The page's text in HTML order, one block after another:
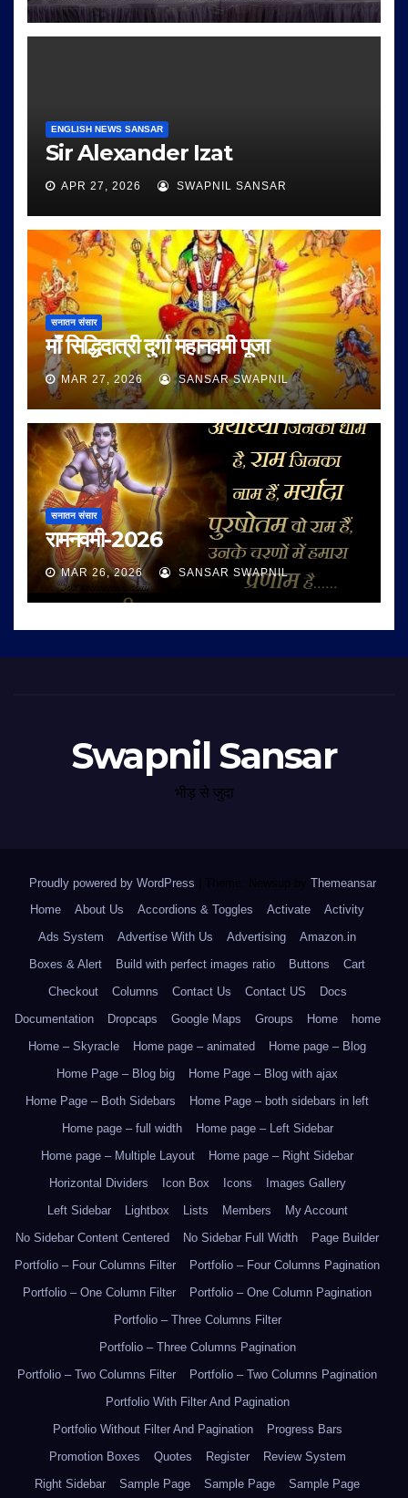
ENGLISH NEWS SANSAR
Sir Alexander Izat
APR 27, 2026 SWAPNIL SANSAR
सनातन संसार
माँ सिद्धिदात्री दुर्गा महानवमी पूजा
MAR 27, 2026 SANSAR SWAPNIL
सनातन संसार
रामनवमी-2026
MAR 26, 2026 SANSAR SWAPNIL
Swapnil Sansar
भीड़ से जुदा
Proudly powered by WordPress Theme: Newsup by Themeansar.
Home
About Us Accordions & Toggles Activate
Activity
Ads System
Advertise With Us Advertising
Amazon.in
Boxes & Alert
Build with perfect images ratio Buttons
Cart
Checkout
Columns Contact Us Contact US
Docs
Documentation
Dropcaps Google Maps Groups Home
home
Home – Skyracle
Home page – animated
Home page – Blog
Home Page – Blog big
Home Page – Blog with ajax
Home Page – Both Sidebars
Home Page – both sidebars in left
Home page – full width
Home page – Left Sidebar
Home page – Multiple Layout
Home page – Right Sidebar
Horizontal Dividers
Icon Box Icons
Images Gallery
Left Sidebar
Lightbox Lists Members
My Account
No Sidebar Content Centered
No Sidebar Full Width
Page Builder
Portfolio – Four Columns Filter
Portfolio – Four Columns Pagination
Portfolio – One Column Filter
Portfolio – One Column Pagination
Portfolio – Three Columns Filter
Portfolio – Three Columns Pagination
Portfolio – Two Columns Filter
Portfolio – Two Columns Pagination
Portfolio With Filter And Pagination
Portfolio Without Filter And Pagination
Progress Bars
Promotion Boxes
Quotes Register
Review System
Right Sidebar
Sample Page Sample Page Sample Page